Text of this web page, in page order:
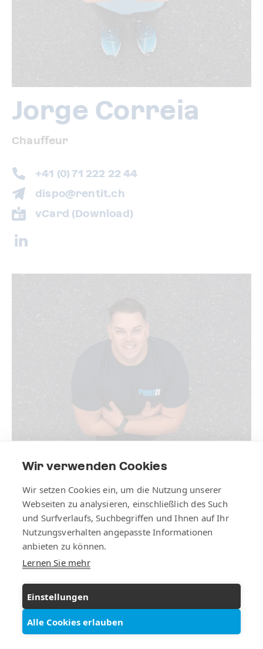
Wir verwenden Cookies
Wir setzen Cookies ein, um die Nutzung unserer
Webseiten zu analysieren, einschließlich des Such
und Surfverlaufs, Suchbegriffen und Ihnen auf Ihr
Nutzungsverhalten angepasste Informationen
anbieten zu können.
Lernen Sie mehr
Einstellungen
Alle Cookies erlauben
Jorge Correia
Chauffeur
+41 (0) 71 222 22 44
dispo@rentit.ch
vCard (Download)
Henrique Da Cruz
IPAF-Trainer
+41 (0) 71 222 22 44
schulungen@rentit.ch